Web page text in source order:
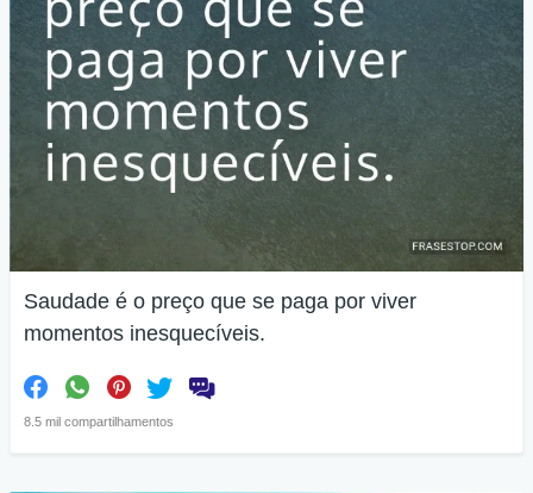
Saudade é o preço que se paga por viver
momentos inesquecíveis.
8.5 mil compartilhamentos